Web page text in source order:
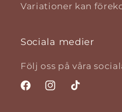
Variationer kan
Sociala medier
Följ oss på våra
FacebookInstagramTikTok